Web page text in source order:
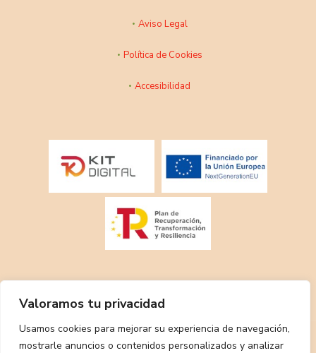
Valoramos tu privacidad
Usamos cookies para mejorar su experiencia de navegación,
mostrarle anuncios o contenidos personalizados y analizar
Aviso Legal
Política de Cookies
Accesibilidad